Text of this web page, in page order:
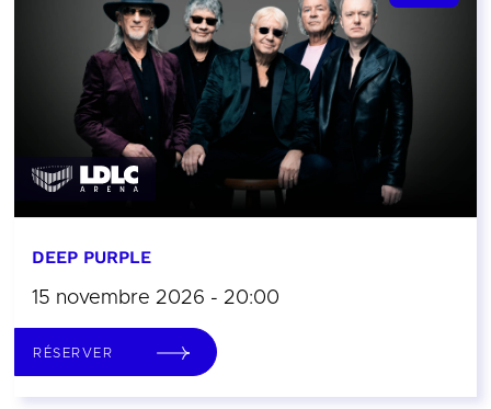
DEEP PURPLE
15 novembre 2026 - 20:00
RÉSERVER